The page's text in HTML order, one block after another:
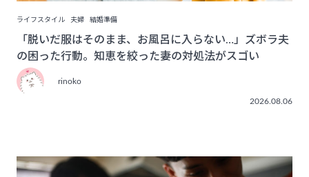
ライフスタイル 夫婦 結婚準備
「脱いだ服はそのまま、お風呂に入らない…」ズボラ夫
の困った行動。知恵を絞った妻の対処法がスゴい
rinoko
2026.08.06